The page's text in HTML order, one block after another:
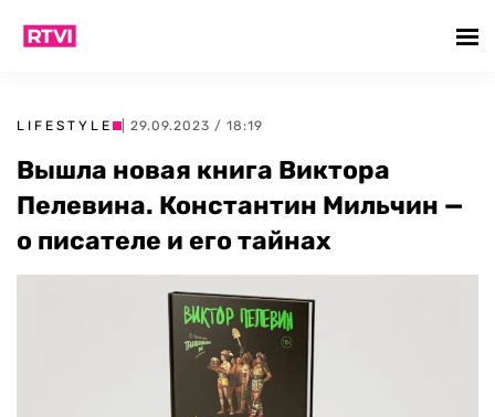
LIFESTYLE | 29.09.2023 / 18:19
Вышла новая книга Виктора
Пелевина. Константин Мильчин —
о писателе и его тайнах